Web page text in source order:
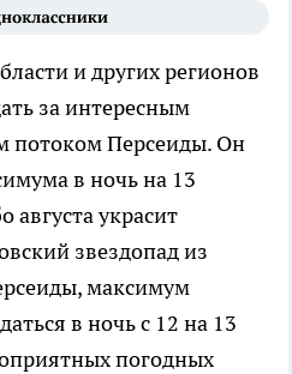
и других регионов
за интересным
потоком Персеиды. Он
в ночь на 13
августа украсит
звездопад из
максимум
в ночь с 12 на 13
погодных